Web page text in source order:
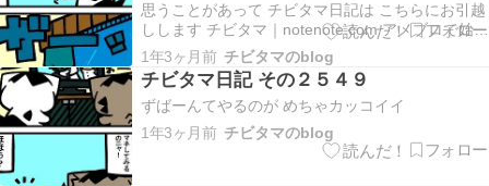
思うことがあって チビタマ日記は こちらにお引越
しします チビタマ｜notenote.com アメブロで始め
た チビタマ日記の更新だけど 広告で更新したり見
たりがしんどい なので お引越しします アメブロ
で読んでくれてたみなさん 今までありがとうござ
いました これからもチビタマ…
1年3ヶ月前 チビタマのblog
チビタマ日記 その２５４９
ずばーんてやるのが めちゃカッコイイ
1年3ヶ月前 チビタマのblog